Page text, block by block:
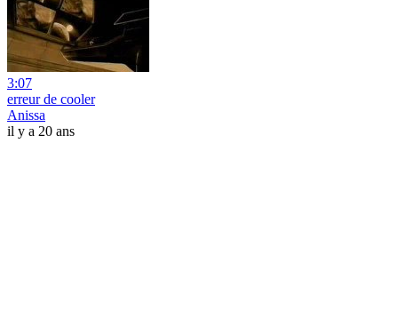
3:07
erreur de cooler
Anissa
il y a 20 ans